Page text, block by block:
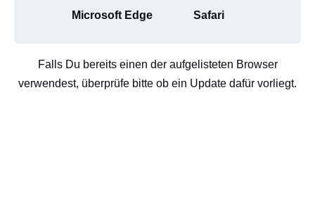
Microsoft Edge Safari
Falls Du bereits einen der aufgelisteten Browser
verwendest, überprüfe bitte ob ein Update dafür vorliegt.